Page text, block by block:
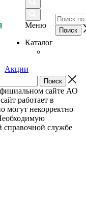
Меню
Каталог
Акции
сайте АО
работает в
могут некорректно
службе